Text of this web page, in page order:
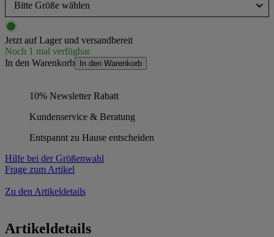
Bitte Größe wählen
Jetzt auf Lager und versandbereit
Noch 1 mal verfügbar
In den Warenkorb
In den Warenkorb
10% Newsletter Rabatt
Kundenservice & Beratung
Entspannt zu Hause entscheiden
Hilfe bei der Größenwahl
Frage zum Artikel
Zu den Artikeldetails
Artikeldetails